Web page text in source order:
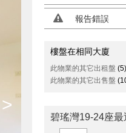
>
報告錯誤
樓盤在相同大廈
此物業的其它出租盤 (5)
此物業的其它出售盤
碧瑤灣19-24座